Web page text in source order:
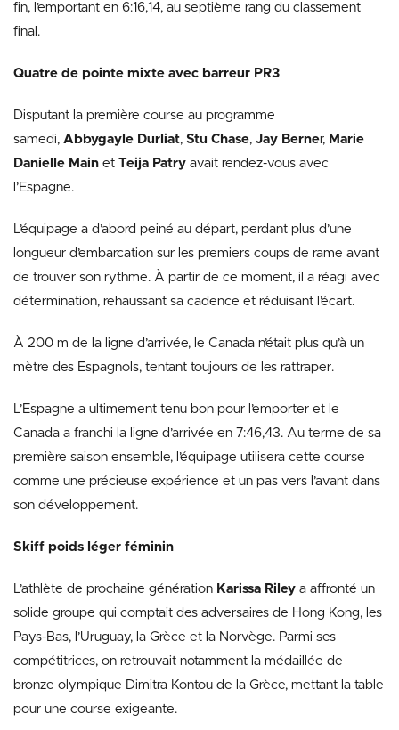
fin, l’emportant en 6:16,14, au septième rang du classement
final.
Quatre de pointe mixte avec barreur PR3
Disputant la première course au programme
samedi, Abbygayle Durliat, Stu Chase, Jay Berner, Marie
Danielle Main et Teija Patry avait rendez-vous avec
l’Espagne.
L’équipage a d’abord peiné au départ, perdant plus d’une
longueur d’embarcation sur les premiers coups de rame avant
de trouver son rythme. À partir de ce moment, il a réagi avec
détermination, rehaussant sa cadence et réduisant l’écart.
À 200 m de la ligne d’arrivée, le Canada n’était plus qu’à un
mètre des Espagnols, tentant toujours de les rattraper.
L’Espagne a ultimement tenu bon pour l’emporter et le
Canada a franchi la ligne d’arrivée en 7:46,43. Au terme de sa
première saison ensemble, l’équipage utilisera cette course
comme une précieuse expérience et un pas vers l’avant dans
son développement.
Skiff poids léger féminin
L’athlète de prochaine génération Karissa Riley a affronté un
solide groupe qui comptait des adversaires de Hong Kong, les
Pays-Bas, l’Uruguay, la Grèce et la Norvège. Parmi ses
compétitrices, on retrouvait notamment la médaillée de
bronze olympique Dimitra Kontou de la Grèce, mettant la table
pour une course exigeante.